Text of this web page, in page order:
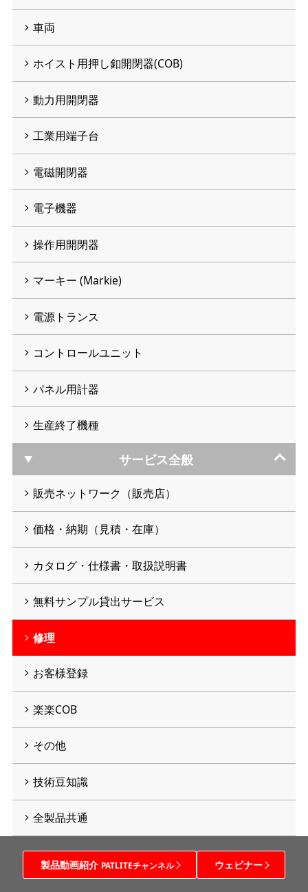
車両
ホイスト用押し釦開閉器(COB)
動力用開閉器
工業用端子台
電磁開閉器
電子機器
操作用開閉器
マーキー (Markie)
電源トランス
コントロールユニット
パネル用計器
生産終了機種
サービス全般
販売ネットワーク（販売店）
価格・納期（見積・在庫）
カタログ・仕様書・取扱説明書
無料サンプル貸出サービス
修理
お客様登録
楽楽COB
その他
技術豆知識
全製品共通
製品動画紹介 PATLITEチャンネル ウェビナー